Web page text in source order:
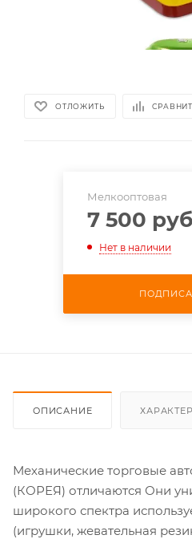
ОТЛОЖИТЬ
Мелкооптовая
7 500
Нет в наличии
ОПИСАНИЕ
Механические торговые
(КОРЕЯ) отличаются Они
широкого спектра
(игрушки, жевательная